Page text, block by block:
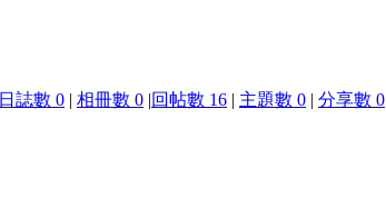
日誌數 0 | 相冊數 0 |回帖數 16 | 主題數 0 | 分享數 0